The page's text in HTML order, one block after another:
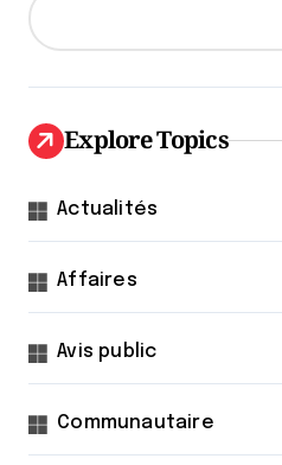
Explore Topics
Actualités
Affaires
Avis public
Communautaire